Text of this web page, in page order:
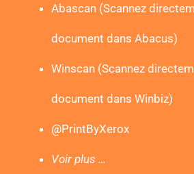
Abascan (Scannez
document dans Abacus)
Winscan (Scannez
document dans Winbiz)
@PrintByXerox
Voir plus …